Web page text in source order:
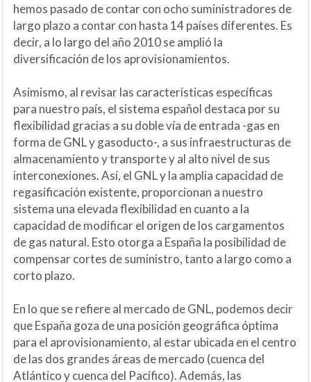
hemos pasado de contar con ocho suministradores de
largo plazo a contar con hasta 14 países diferentes. Es
decir, a lo largo del año 2010 se amplió la
diversificación de los aprovisionamientos.
Asimismo, al revisar las características específicas
para nuestro país, el sistema español destaca por su
flexibilidad gracias a su doble vía de entrada -gas en
forma de GNL y gasoducto-, a sus infraestructuras de
almacenamiento y transporte y al alto nivel de sus
interconexiones. Así, el GNL y la amplia capacidad de
regasificación existente, proporcionan a nuestro
sistema una elevada flexibilidad en cuanto a la
capacidad de modificar el origen de los cargamentos
de gas natural. Esto otorga a España la posibilidad de
compensar cortes de suministro, tanto a largo como a
corto plazo.
En lo que se refiere al mercado de GNL, podemos decir
que España goza de una posición geográfica óptima
para el aprovisionamiento, al estar ubicada en el centro
de las dos grandes áreas de mercado (cuenca del
Atlántico y cuenca del Pacífico). Además, las